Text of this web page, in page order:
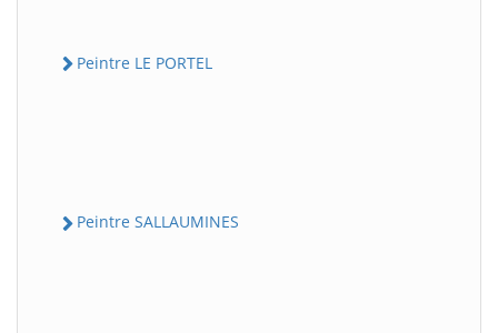
Peintre LE PORTEL
Peintre SALLAUMINES